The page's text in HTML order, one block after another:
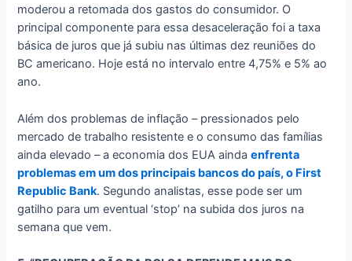
moderou a retomada dos gastos do consumidor. O
principal componente para essa desaceleração foi a taxa
básica de juros que já subiu nas últimas dez reuniões do
BC americano. Hoje está no intervalo entre 4,75% e 5% ao
ano.
Além dos problemas de inflação – pressionados pelo
mercado de trabalho resistente e o consumo das famílias
ainda elevado – a economia dos EUA aindaenfrenta
problemas em um dos principais bancos do país, o First
Republic Bank. Segundo analistas, esse pode ser um
gatilho para um eventual ‘stop’ na subida dos juros na
semana que vem.